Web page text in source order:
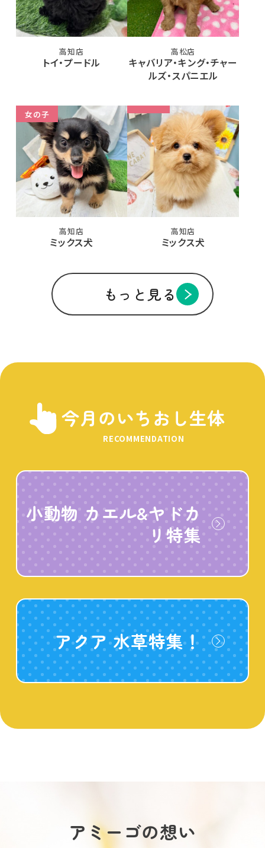
高知店
トイ・プードル
高松店
キャバリア・キング・チャー
ルズ・スパニエル
女の子
高知店
ミックス犬
高知店
ミックス犬
もっと見る
今月のいちおし生体
RECOMMENDATION
小動物 カエル&ヤドカ
リ特集
アクア 水草特集！
アミーゴの想い